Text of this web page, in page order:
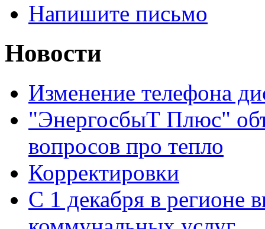
Напишите письмо
Новости
Изменение телефона
"ЭнергосбыТ Плюс"
вопросов про тепло
Корректировки
С 1 декабря в регионе